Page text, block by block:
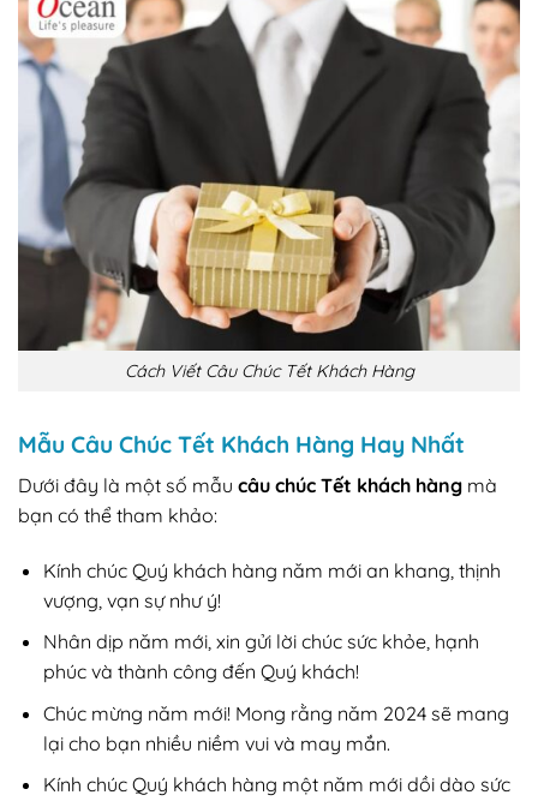
Cách Viết Câu Chúc Tết Khách Hàng
Mẫu Câu Chúc Tết Khách Hàng Hay Nhất
Dưới đây là một số mẫu câu chúc Tết khách hàng mà
bạn có thể tham khảo:
Kính chúc Quý khách hàng năm mới an khang, thịnh
vượng, vạn sự như ý!
Nhân dịp năm mới, xin gửi lời chúc sức khỏe, hạnh
phúc và thành công đến Quý khách!
Chúc mừng năm mới! Mong rằng năm 2024 sẽ mang
lại cho bạn nhiều niềm vui và may mắn.
Kính chúc Quý khách hàng một năm mới dồi dào sức